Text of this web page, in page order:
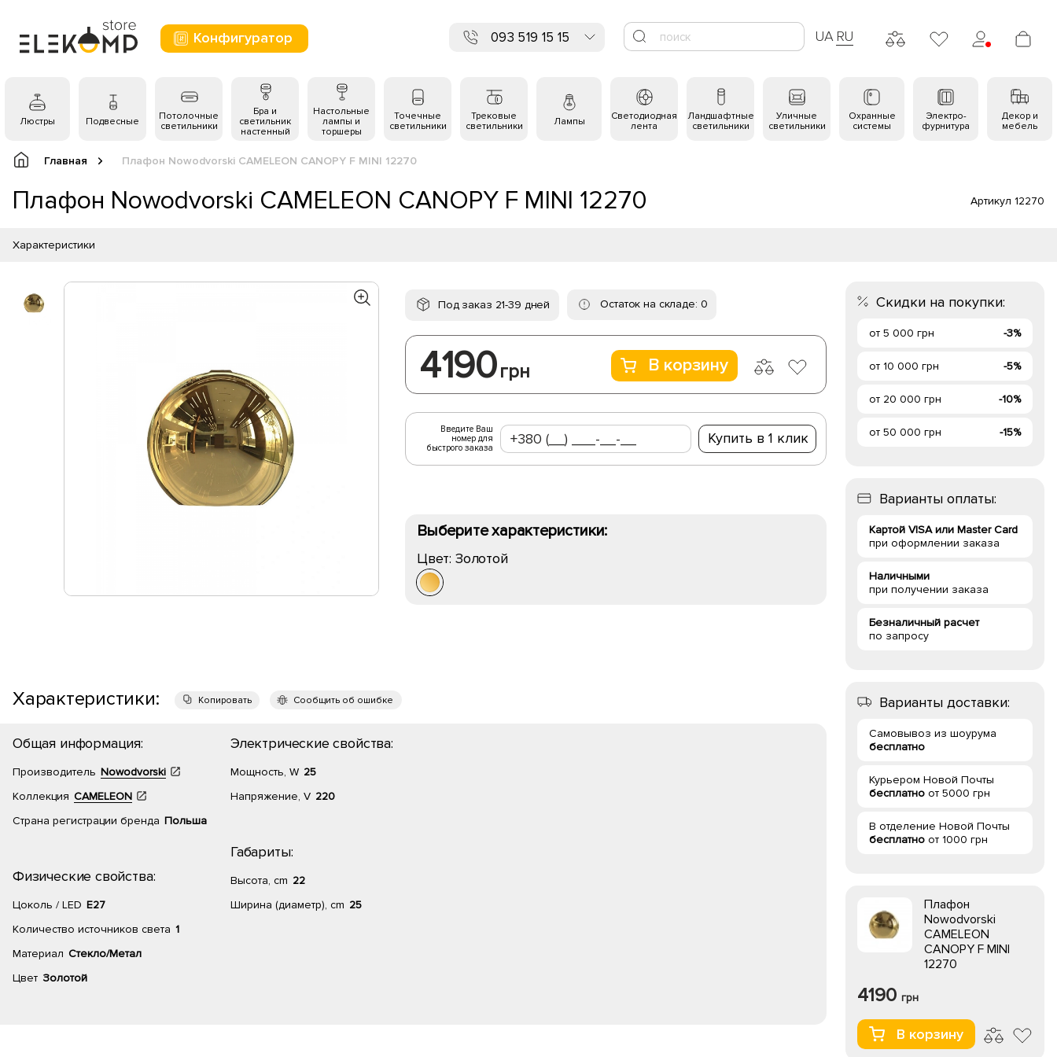
Конфигуратор 093 519 15 15 UA RU
Люстры Подвесные
Потолочные
светильники
Бра и
светильник
настенный
Настольные
лампы и
торшеры
Точечные
светильники
Трековые
светильники
Лампы
Светодиодная
лента
Ландшафтные
светильники
Уличные
светильники
Охранные
системы
Электро-
фурнитура
Декор и
мебель
Главная Плафон Nowodvorski CAMELEON CANOPY F MINI 12270
Плафон Nowodvorski CAMELEON CANOPY F MINI 12270 Артикул 12270
Характеристики
Под заказ 21-39 дней Остаток на складе: 0
4190 грн В корзину
Введите Ваш
номер для
быстрого заказа
Купить в 1 клик
Выберите характеристики:
Цвет: Золотой
Характеристики: Копировать Сообщить об ошибке
Общая информация:
Производитель Nowodvorski
Коллекция CAMELEON
Страна регистрации бренда Польша
Физические свойства:
Цоколь / LED E27
Количество источников света 1
Материал Стекло/Метал
Цвет Золотой
Электрические свойства:
Мощность, W 25
Напряжение, V 220
Габариты:
Высота, cm 22
Ширина (диаметр), cm 25
Скидки на покупки:
от 5 000 грн -3%
от 10 000 грн -5%
от 20 000 грн -10%
от 50 000 грн -15%
Варианты оплаты:
Картой VISA или Master Card
при оформлении заказа
Наличными
при получении заказа
Безналичный расчет
по запросу
Варианты доставки:
Самовывоз из шоурума
бесплатно
Курьером Новой Почты
бесплатно от 5000 грн
В отделение Новой Почты
бесплатно от 1000 грн
Плафон
Nowodvorski
CAMELEON
CANOPY F MINI
12270
4190 грн
В корзину